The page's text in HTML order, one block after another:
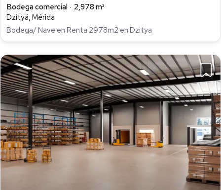
Bodega comercial
2,978 m²
Dzityá, Mérida
Bodega/ Nave en Renta 2978m2 en Dzitya